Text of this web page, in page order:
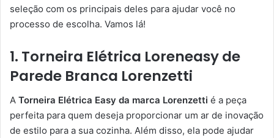
seleção com os principais deles para ajudar você no
processo de escolha. Vamos lá!
1. Torneira Elétrica Loreneasy de
Parede Branca Lorenzetti
A Torneira Elétrica Easy da marca Lorenzetti é a peça
perfeita para quem deseja proporcionar um ar de inovação
de estilo para a sua cozinha. Além disso, ela pode ajudar